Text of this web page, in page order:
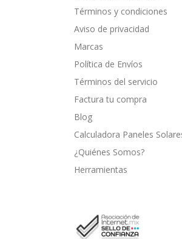
Términos y condiciones
Aviso de privacidad
Marcas
Política de Envíos
Términos del servicio
Factura tu compra
Blog
Calculadora Paneles
¿Quiénes Somos?
Herramientas